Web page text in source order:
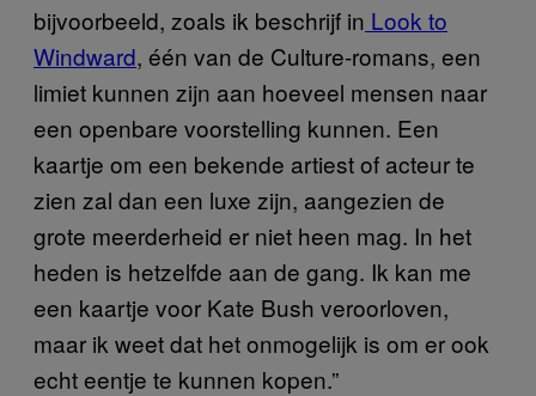
bijvoorbeeld, zoals ik beschrijf in Look to
Windward, één van de Culture-romans, een
limiet kunnen zijn aan hoeveel mensen naar
een openbare voorstelling kunnen. Een
kaartje om een bekende artiest of acteur te
zien zal dan een luxe zijn, aangezien de
grote meerderheid er niet heen mag. In het
heden is hetzelfde aan de gang. Ik kan me
een kaartje voor Kate Bush veroorloven,
maar ik weet dat het onmogelijk is om er ook
echt eentje te kunnen kopen.”